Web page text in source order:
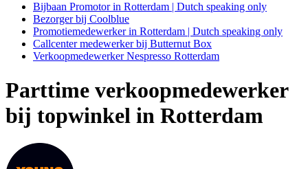
Bijbaan Promotor in Rotterdam | Dutch speaking only
Bezorger bij Coolblue
Promotiemedewerker in Rotterdam | Dutch speaking only
Callcenter medewerker bij Butternut Box
Verkoopmedewerker Nespresso Rotterdam
Parttime verkoopmedewerker
bij topwinkel in Rotterdam